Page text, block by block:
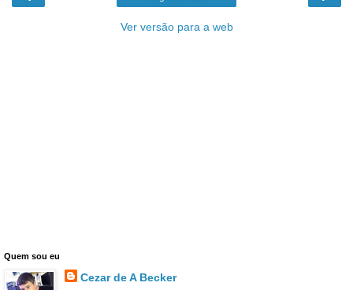
Ver versão para a web
Quem sou eu
Cezar de A Becker